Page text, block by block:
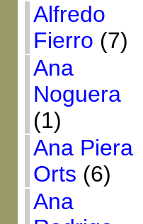
Alfredo
Fierro (7)
Ana
Noguera
(1)
Ana Piera
Orts (6)
Ana